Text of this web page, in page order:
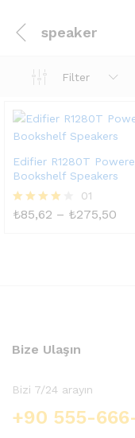
speaker
Filter
Edifier R1280T
Bookshelf Speakers
5
01
₺85,62 – ₺275,50
Bize Ulaşın
Bizi 7/24 arayın
+90 555-